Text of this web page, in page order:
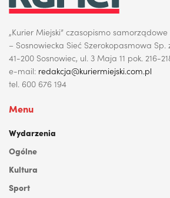
„Kurier Miejski” czasopismo samorządowe
– Sosnowiecka Sieć Szerokopasmowa Sp.
41-200 Sosnowiec, ul. 3 Maja 11 pok. 216-
e-mail: redakcja@kuriermiejski.com.pl
tel. 600 676 194
Menu
Wydarzenia
Ogólne
Kultura
Sport